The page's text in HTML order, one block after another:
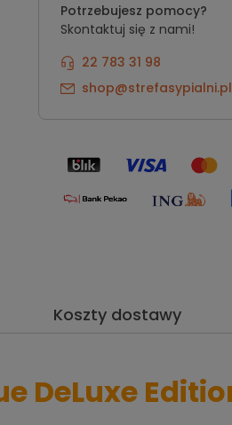
Potrzebujesz pomocy?
Skontaktuj się z nami!
22 783 31 98
shop@strefasypialni.pl
Koszty dostawy
DeLuxe